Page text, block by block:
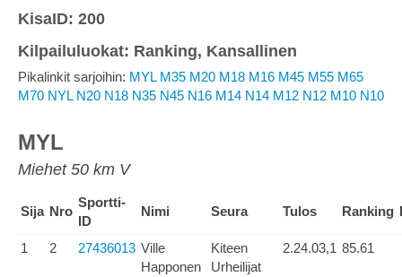
KisaID: 200
Kilpailuluokat: Ranking, Kansallinen
Pikalinkit sarjoihin: MYL M35 M20 M18 M16 M45 M55 M65
M70 NYL N20 N18 N35 N45 N16 M14 N14 M12 N12 M10 N10
MYL
Miehet 50 km V
Sija Nro
Sportti-
ID
Nimi Seura Tulos Ranking
1 2 27436013 Ville
Happonen
Kiteen
Urheilijat
2.24.03,1 85.61